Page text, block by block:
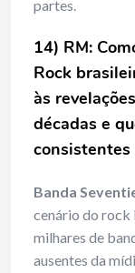
partes.
14) RM:
Rock
às
décadas e
consistentes
Banda
cenário do rock
milhares de
ausentes da